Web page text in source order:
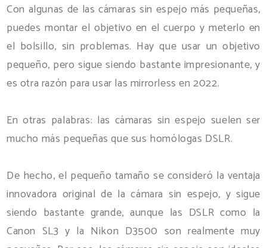
Con algunas de las cámaras sin espejo más pequeñas,
puedes montar el objetivo en el cuerpo y meterlo en
el bolsillo, sin problemas. Hay que usar un objetivo
pequeño, pero sigue siendo bastante impresionante, y
es otra razón para usar las mirrorless en 2022.
En otras palabras: las cámaras sin espejo suelen ser
mucho más pequeñas que sus homólogas DSLR.
De hecho, el pequeño tamaño se consideró la ventaja
innovadora original de la cámara sin espejo, y sigue
siendo bastante grande, aunque las DSLR como la
Canon SL3 y la Nikon D3500 son realmente muy